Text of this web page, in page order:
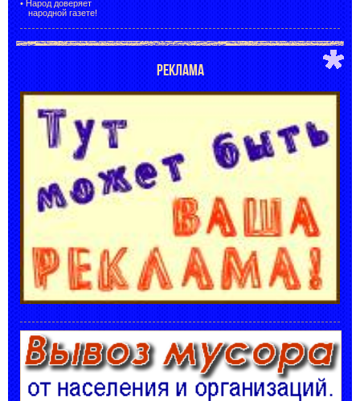
• Народ доверяет
народной газете!
РЕКЛАМА